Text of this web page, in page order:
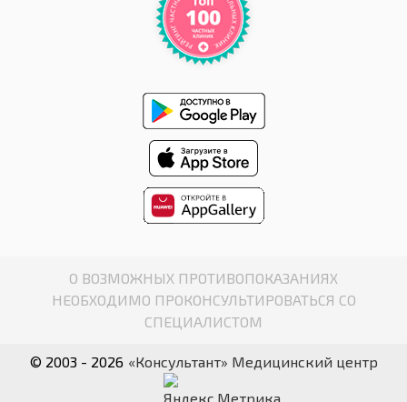
О ВОЗМОЖНЫХ ПРОТИВОПОКАЗАНИЯХ
НЕОБХОДИМО ПРОКОНСУЛЬТИРОВАТЬСЯ СО
СПЕЦИАЛИСТОМ
© 2003 - 2026 «Консультант» Медицинский центр